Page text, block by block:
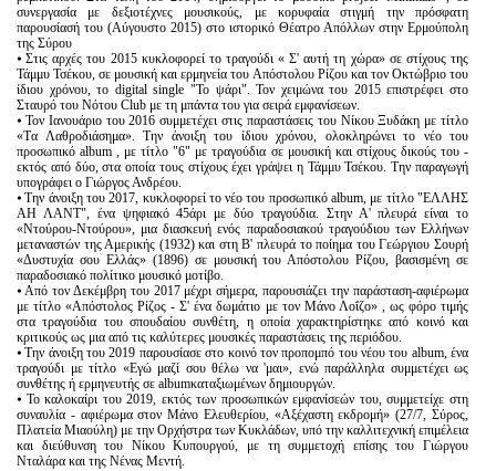
συνεργασία με δεξιοτέχνες μουσικούς, με κορυφαία στιγμή την πρόσφατη
παρουσίασή του (Αύγουστο 2015) στο ιστορικό Θέατρο Απόλλων στην Ερμούπολη
της Σύρου
⦁ Στις αρχές του 2015 κυκλοφορεί το τραγούδι « Σ' αυτή τη χώρα» σε στίχους της
Τάμμυ Τσέκου, σε μουσική και ερμηνεία του Απόστολου Ρίζου και τον Οκτώβριο του
ίδιου χρόνου, το digital single "Το ψάρι". Τον χειμώνα του 2015 επιστρέφει στο
Σταυρό του Νότου Club με τη μπάντα του για σειρά εμφανίσεων.
⦁ Τον Ιανουάριο του 2016 συμμετέχει στις παραστάσεις του Νίκου Ξυδάκη με τίτλο
«Tα Λαθροδιάσημα». Την άνοιξη του ίδιου χρόνου, ολοκληρώνει το νέο του
προσωπικό album , με τίτλο "6" με τραγούδια σε μουσική και στίχους δικούς του -
εκτός από δύο, στα οποία τους στίχους έχει γράψει η Τάμμυ Τσέκου. Την παραγωγή
υπογράφει ο Γιώργος Ανδρέου.
⦁ Την άνοιξη του 2017, κυκλοφορεί το νέο του προσωπικό album, με τίτλο "ΕΛΛΗΣ
ΑΗ ΛΑΝΤ", ένα ψηφιακό 45άρι με δύο τραγούδια. Στην Α' πλευρά είναι το
«Ντούρου-Ντούρου», μια διασκευή ενός παραδοσιακού τραγούδιου των Ελλήνων
μεταναστών της Αμερικής (1932) και στη Β' πλευρά το ποίημα του Γεώργιου Σουρή
«Δυστυχία σου Ελλάς» (1896) σε μουσική του Απόστολου Ρίζου, βασισμένη σε
παραδοσιακό πολίτικο μουσικό μοτίβο.
⦁ Από τον Δεκέμβρη του 2017 μέχρι σήμερα, παρουσιάζει την παράσταση-αφιέρωμα
με τίτλο «Απόστολος Ρίζος - Σ' ένα δωμάτιο με τον Μάνο Λοΐζο» , ως φόρο τιμής
στα τραγούδια του σπουδαίου συνθέτη, η οποία χαρακτηρίστηκε από κοινό και
κριτικούς ως μια από τις καλύτερες μουσικές παραστάσεις της περιόδου.
⦁ Την άνοιξη του 2019 παρουσίασε στο κοινό τον προπομπό του νέου του album, ένα
τραγούδι με τίτλο «Εγώ μαζί σου θέλω να 'μαι», ενώ παράλληλα συμμετέχει ως
συνθέτης ή ερμηνευτής σε albumκαταξιωμένων δημιουργών.
⦁ Το καλοκαίρι του 2019, εκτός των προσωπικών εμφανίσεών του, συμμετείχε στη
συναυλία - αφιέρωμα στον Μάνο Ελευθερίου, «Αξέχαστη εκδρομή» (27/7, Σύρος,
Πλατεία Μιαούλη) με την Ορχήστρα των Κυκλάδων, υπό την καλλιτεχνική επιμέλεια
και διεύθυνση του Νίκου Κυπουργού, με τη συμμετοχή επίσης του Γιώργου
Νταλάρα και της Νένας Μεντή.